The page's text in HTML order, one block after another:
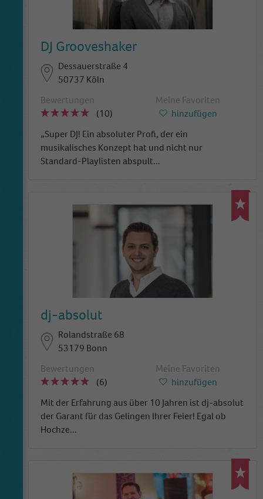
DJ Grooveshaker
Dessauerstraße 4
50737 Köln
Bewertungen
(10)
Meine Favoriten
hinzufügen
„Super DJ! Ein absoluter Profi, der ein
musikalisches Konzept hat und nicht nur
Standard-Playlisten abspult...
dj-absolut
Rolandstraße 68
53179 Bonn
Bewertungen
(6)
Meine Favoriten
hinzufügen
Mit der Erfahrung aus über 10 Jahren ist dj-absolut
der Garant für das Gelingen Ihrer Feier! Egal ob
Hochze...